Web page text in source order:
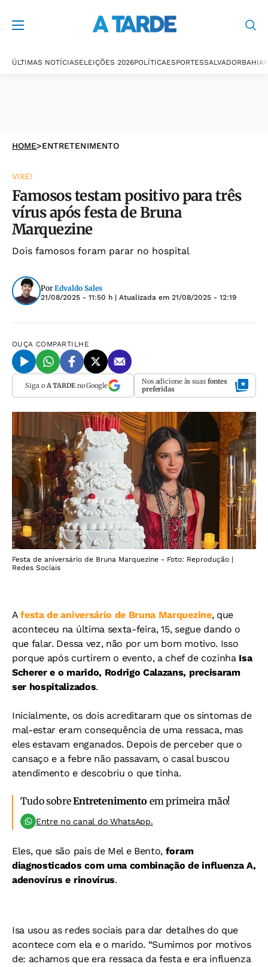
ÚLTIMAS NOTÍCIASELEIÇÕES 2026POLÍTICAESPORTESSALVADORBAHIA
HOME>ENTRETENIMENTO
VIXE!
Famosos testam positivo para três
vírus após festa de Bruna
Marquezine
Dois famosos foram parar no hospital
Por Edvaldo Sales
21/08/2025 - 11:50 h | Atualizada em 21/08/2025 - 12:19
OUÇA COMPARTILHE
Siga o A TARDEno Google Nos adicione às suas fontes
preferidas
Festa de aniversário de Bruna Marquezine - Foto: Reprodução |
Redes Sociais
Afesta de aniversário de Bruna Marquezine, que
aconteceu na última sexta-feira, 15, segue dando o
que falar. Dessa vez, não por um bom motivo. Isso
porque após curtirem o evento, a chef de cozinha Isa
Scherer e o marido, Rodrigo Calazans, precisaram
ser hospitalizados.
Inicialmente, os dois acreditaram que os sintomas de
mal-estar eram consequência de uma ressaca, mas
eles estavam enganados. Depois de perceber que o
cansaço e a febre não passavam, o casal buscou
atendimento e descobriu o que tinha.
Tudo sobreEntretenimento em primeira mão!
Entre no canal do WhatsApp.
Eles, que são pais de Mel e Bento, foram
diagnosticados com uma combinação de influenza A,
adenovírus e rinovírus.
Isa usou as redes sociais para dar detalhes do que
acontece com ela e o marido. “Sumimos por motivos
de: achamos que era ressaca da festa e era influenza